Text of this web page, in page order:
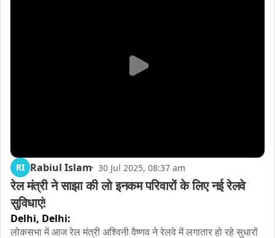
RI Rabiul Islam 30 Jul 2025, 08:37 am
रेल मंत्री ने साझा की लो इनकम परिवारों के लिए नई रेलवे
सुविधाएं!
Delhi, Delhi:
लोकसभा में आज रेल मंत्री अश्विनी वैष्णव ने रेलवे में लगातार हो रहे सुधारों